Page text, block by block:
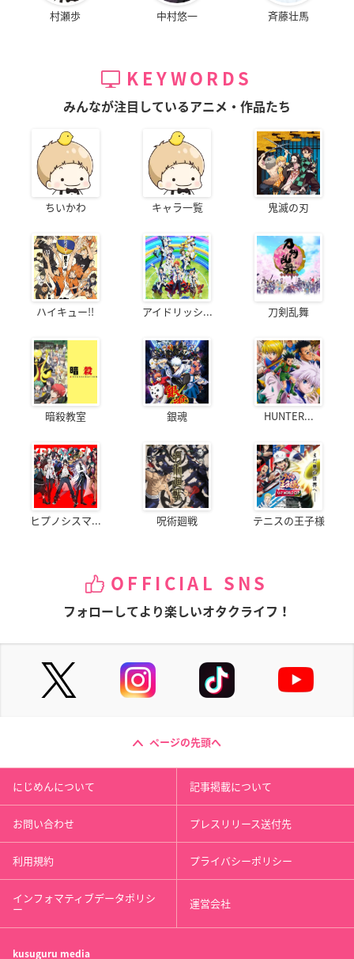
村瀬歩 中村悠一 斉藤壮馬
KEYWORDS
みんなが注目しているアニメ・作品たち
ちいかわ キャラ一覧 鬼滅の刃
ハイキュー!! アイドリッシ... 刀剣乱舞
暗殺教室 銀魂 HUNTER...
ヒプノシスマ... 呪術廻戦 テニスの王子様
OFFICIAL SNS
フォローしてより楽しいオタクライフ！
ページの先頭へ
にじめんについて 記事掲載について
お問い合わせ プレスリリース送付先
利用規約 プライバシーポリシー
インフォマティブデータポリシ
ー 運営会社
kusuguru media